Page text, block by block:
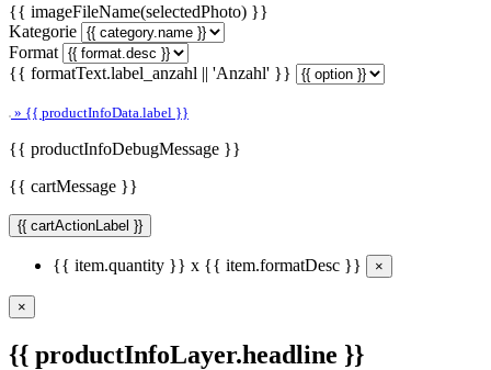
{{ imageFileName(selectedPhoto) }}
Kategorie
Format
{{ formatText.label_anzahl || 'Anzahl' }}
» {{ productInfoData.label }}
{{ productInfoDebugMessage }}
{{ cartMessage }}
{{ cartActionLabel }}
{{ item.quantity }} x {{ item.formatDesc }} ×
×
{{ productInfoLayer.headline }}